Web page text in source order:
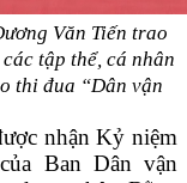
Văn Tiến trao
tập thể, cá nhân
thi đua “Dân vận
nhận Kỷ niệm
Ban Dân vận